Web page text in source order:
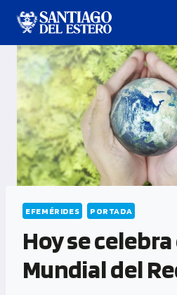
EFEMÉRIDES PORTADA
Hoy se celebra
Mundial del